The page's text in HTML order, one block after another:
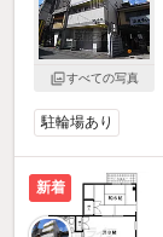
すべての写真
駐輪場あり
新着